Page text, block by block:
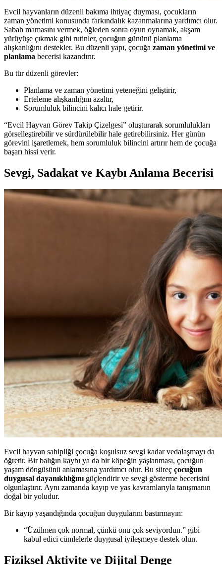
Evcil hayvanların düzenli bakıma ihtiyaç duyması, çocukların
zaman yönetimi konusunda farkındalık kazanmalarına yardımcı olur.
Sabah mamasını vermek, öğleden sonra oyun oynamak, akşam
yürüyüşe çıkmak gibi rutinler, çocuğun gününü planlama
alışkanlığını destekler. Bu düzenli yapı, çocuğa zaman yönetimi ve
planlama becerisi kazandırır.
Bu tür düzenli görevler:
Planlama ve zaman yönetimi yeteneğini geliştirir,
Erteleme alışkanlığını azaltır,
Sorumluluk bilincini kalıcı hale getirir.
“Evcil Hayvan Görev Takip Çizelgesi” oluşturarak sorumlulukları
görselleştirebilir ve sürdürülebilir hale getirebilirsiniz. Her günün
görevini işaretlemek, hem sorumluluk bilincini artırır hem de çocuğa
başarı hissi verir.
Sevgi, Sadakat ve Kaybı Anlama Becerisi
Evcil hayvan sahipliği çocuğa koşulsuz sevgi kadar vedalaşmayı da
öğretir. Bir balığın kaybı ya da bir köpeğin yaşlanması, çocuğun
yaşam döngüsünü anlamasına yardımcı olur. Bu süreç çocuğun
duygusal dayanıklılığınıgüçlendirir ve sevgi gösterme becerisini
olgunlaştırır. Aynı zamanda kayıp ve yas kavramlarıyla tanışmanın
doğal bir yoludur.
Bir kayıp yaşandığında çocuğun duygularını bastırmayın:
“Üzülmen çok normal, çünkü onu çok seviyordun.” gibi
kabul edici cümlelerle duygusal iyileşmeye destek olun.
Fiziksel Aktivite ve Dijital Denge